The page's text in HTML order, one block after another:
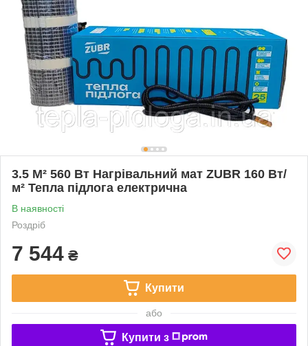
3.5 М² 560 Вт Нагрівальний мат ZUBR 160 Вт/
м² Тепла підлога електрична
В наявності
Роздріб
7 544 ₴
Купити
або
Купити з